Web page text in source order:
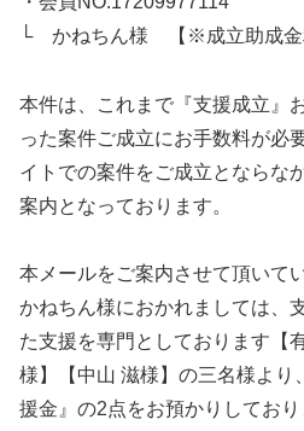
└ かねちん様 【※成立助成金
本件は、これまで『支援成立』
った案件ご成立にお手数料が必
イトでの案件をご成立とならな
案内となっております。
本メールをご案内させて頂いて
かねちん様におかれましては、
た支援を専門としております【
様】【中山 滋様】の三名様より
援金』の2点をお預かりしてお